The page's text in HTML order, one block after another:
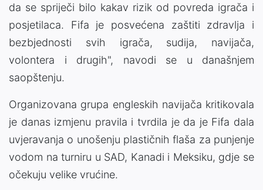
da se spriječi bilo kakav rizik od povreda igrača i
posjetilaca. Fifa je posvećena zaštiti zdravlja i
bezbjednosti svih igrača, sudija, navijača,
volontera i drugih", navodi se u današnjem
saopštenju.
Organizovana grupa engleskih navijača kritikovala
je danas izmjenu pravila i tvrdila je da je Fifa dala
uvjeravanja o unošenju plastičnih flaša za punjenje
vodom na turniru u SAD, Kanadi i Meksiku, gdje se
očekuju velike vrućine.